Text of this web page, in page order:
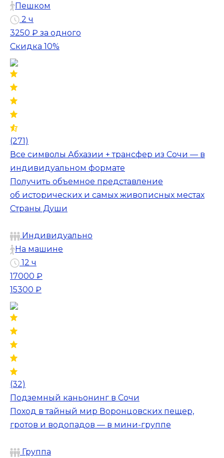
Пешком
2 ч
3250 ₽ за одного
Скидка 10%
(271)
Все символы Абхазии + трансфер из Сочи — в
индивидуальном формате
Получить объемное представление
об исторических и самых живописных местах
Страны Души
Индивидуально
На машине
12 ч
17000 ₽
15300 ₽
(32)
Подземный каньонинг в Сочи
Поход в тайный мир Воронцовских пещер,
гротов и водопадов — в мини-группе
Группа